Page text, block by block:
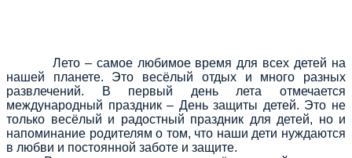
Лето – самое любимое время для всех детей на
нашей планете. Это весёлый отдых и много разных
развлечений. В первый день лета отмечается
международный праздник – День защиты детей. Это не
только весёлый и радостный праздник для детей, но и
напоминание родителям о том, что наши дети нуждаются
в любви и постоянной заботе и защите.